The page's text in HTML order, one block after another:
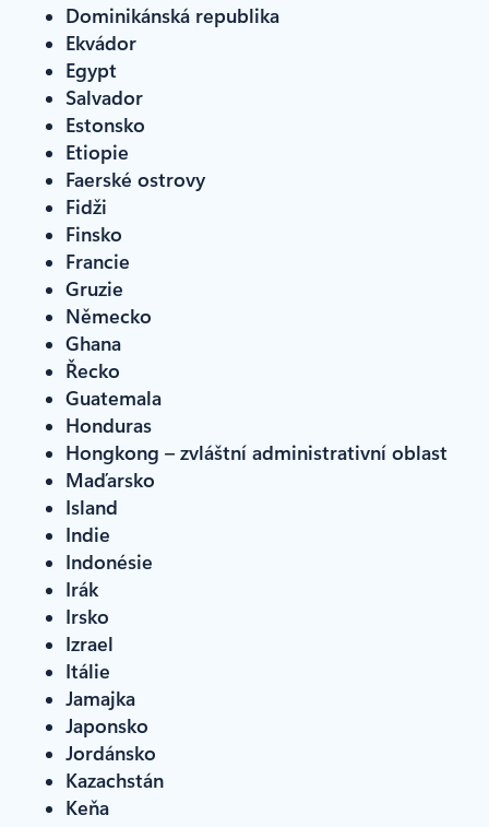
Dominikánská republika
Ekvádor
Egypt
Salvador
Estonsko
Etiopie
Faerské ostrovy
Fidži
Finsko
Francie
Gruzie
Německo
Ghana
Řecko
Guatemala
Honduras
Hongkong – zvláštní administrativní oblast
Maďarsko
Island
Indie
Indonésie
Irák
Irsko
Izrael
Itálie
Jamajka
Japonsko
Jordánsko
Kazachstán
Keňa